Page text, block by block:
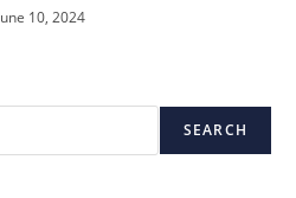
10, 2024
SEARCH